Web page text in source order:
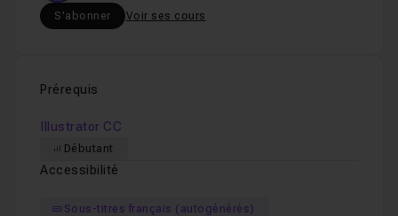
S'abonner Voir ses cours
Prérequis
Illustrator CC
Débutant
Accessibilité
Sous-titres français (autogénérés)